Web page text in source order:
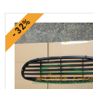
- 32%